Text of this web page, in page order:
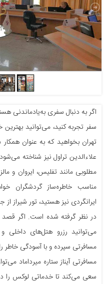
اگر به دنبال سفری به‌یادماندنی
سفر تجربه کنید، می‌توانید بهترین
تهران بخواهید که به عنوان
علاءالدین تراول نیز شناخته
مطلوبی مانند تفلیس، ایروان و
مناسب خاطره‌ساز گردشگران
ایرانگردی نیز هستید، تور شیراز
در نظر گرفته شده است. اگر
می‌توانید رزرو هتل‌های داخلی
مسافرتی سپرده و با آسودگی
مسافرتی آیناز ستاره میرداماد
سعی می‌کند تا خدماتی لوکس را در